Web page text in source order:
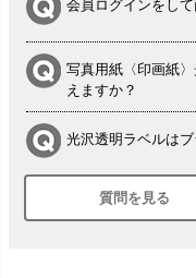
会員ログインをし
写真用紙〈印画紙
えますか？
光沢透明ラベルは
シルバーペーパー
は？
質問を見る